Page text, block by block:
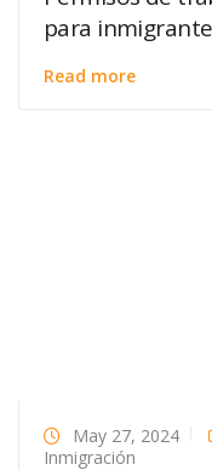
para
Read more
May 27, 2024
Inmigración